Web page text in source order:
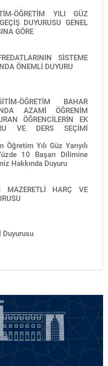
ÖĞRETİM YILI GÜZ
DUYURUSU GENEL
GÖRE
SİSTEME
ÖNEMLİ DUYURU
ÖĞRETİM BAHAR
AZAMİ ÖĞRENİM
ÖĞRENCİLERİN EK
VE DERS SEÇİMİ
Yılı Güz Yarıyılı
10 Başarı Dilimine
Hakkında Duyuru
MAZERETLİ HARÇ VE
Duyurusu